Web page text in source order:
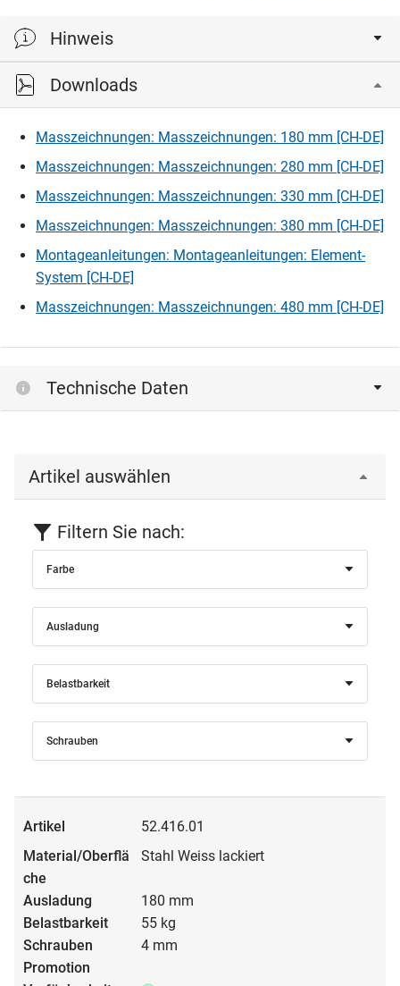
Hinweis
Belastbarkeit pro Konsole
Downloads
Masszeichnungen: Masszeichnungen: 180 mm [CH-DE]
Masszeichnungen: Masszeichnungen: 280 mm [CH-DE]
Masszeichnungen: Masszeichnungen: 330 mm [CH-DE]
Masszeichnungen: Masszeichnungen: 380 mm [CH-DE]
Montageanleitungen: Montageanleitungen: Element-
System [CH-DE]
Masszeichnungen: Masszeichnungen: 480 mm [CH-DE]
Technische Daten
Artikel auswählen
Filtern Sie nach:
Farbe
Ausladung
Belastbarkeit
Schrauben
52.416.01
Stahl Weiss lackiert
180 mm
55 kg
4 mm